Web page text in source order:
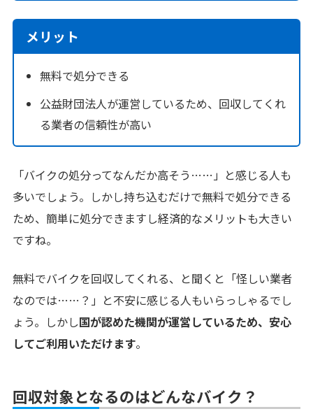
メリット
無料で処分できる
公益財団法人が運営しているため、回収してくれ
る業者の信頼性が高い
「バイクの処分ってなんだか高そう……」と感じる人も
多いでしょう。しかし持ち込むだけで無料で処分できる
ため、簡単に処分できますし経済的なメリットも大きい
ですね。
無料でバイクを回収してくれる、と聞くと「怪しい業者
なのでは……？」と不安に感じる人もいらっしゃるでし
ょう。しかし国が認めた機関が運営しているため、安心
してご利用いただけます。
回収対象となるのはどんなバイク？